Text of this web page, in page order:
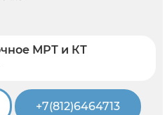
МРТ и КТ
+7(812)6464713